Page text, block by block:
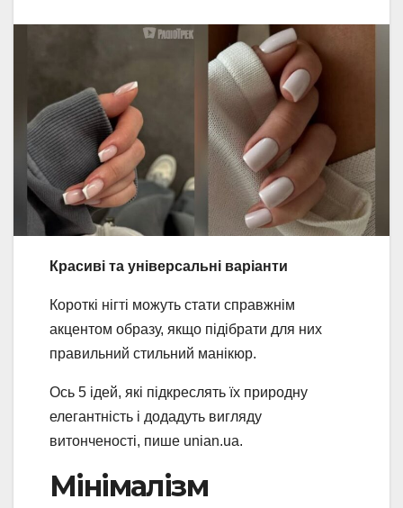
Красиві та універсальні варіанти
Короткі нігті можуть стати справжнім
акцентом образу, якщо підібрати для них
правильний стильний манікюр.
Ось 5 ідей, які підкреслять їх природну
елегантність і додадуть вигляду
витонченості, пише unian.ua.
Мінімалізм